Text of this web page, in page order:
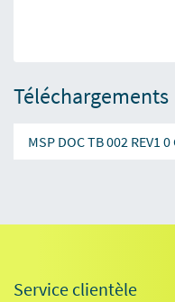
Téléchargements
MSP DOC TB 002
Service clientèle